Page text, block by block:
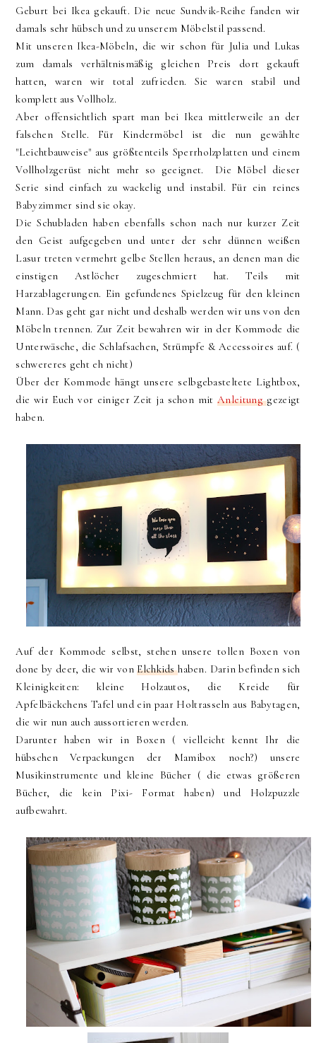
Geburt bei Ikea gekauft. Die neue Sundvik-Reihe fanden wir
damals sehr hübsch und zu unserem Möbelstil passend.
Mit unseren Ikea-Möbeln, die wir schon für Julia und Lukas
zum damals verhältnismäßig gleichen Preis dort gekauft
hatten, waren wir total zufrieden. Sie waren stabil und
komplett aus Vollholz.
Aber offensichtlich spart man bei Ikea mittlerweile an der
falschen Stelle. Für Kindermöbel ist die nun gewählte
"Leichtbauweise" aus größtenteils Sperrholzplatten und einem
Vollholzgerüst nicht mehr so geeignet. Die Möbel dieser
Serie sind einfach zu wackelig und instabil. Für ein reines
Babyzimmer sind sie okay.
Die Schubladen haben ebenfalls schon nach nur kurzer Zeit
den Geist aufgegeben und unter der sehr dünnen weißen
Lasur treten vermehrt gelbe Stellen heraus, an denen man die
einstigen Astlöcher zugeschmiert hat. Teils mit
Harzablagerungen. Ein gefundenes Spielzeug für den kleinen
Mann. Das geht gar nicht und deshalb werden wir uns von den
Möbeln trennen. Zur Zeit bewahren wir in der Kommode die
Unterwäsche, die Schlafsachen, Strümpfe & Accessoires auf. (
schwereres geht eh nicht)
Über der Kommode hängt unsere selbgebasteltete Lightbox,
die wir Euch vor einiger Zeit ja schon mitAnleitung gezeigt
haben.
Auf der Kommode selbst, stehen unsere tollen Boxen von
done by deer, die wir vonElchkidshaben. Darin befinden sich
Kleinigkeiten: kleine Holzautos, die Kreide für
Apfelbäckchens Tafel und ein paar Holtrasseln aus Babytagen,
die wir nun auch aussortieren werden.
Darunter haben wir in Boxen ( vielleicht kennt Ihr die
hübschen Verpackungen der Mamibox noch?) unsere
Musikinstrumente und kleine Bücher ( die etwas größeren
Bücher, die kein Pixi- Format haben) und Holzpuzzle
aufbewahrt.